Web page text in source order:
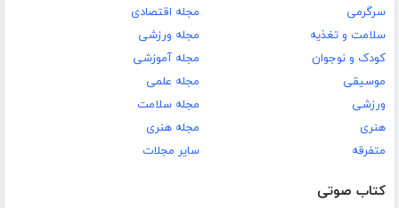
سرگرمی
سلامت و تغذیه
کودک و نوجوان
موسیقی
ورزشی
هنری
متفرقه
مجله اقتصادی
مجله ورزشی
مجله آموزشی
مجله علمی
مجله سلامت
مجله هنری
سایر مجلات
کتاب صوتی